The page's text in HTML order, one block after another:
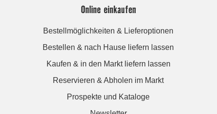
Online einkaufen
Bestellmöglichkeiten & Lieferoptionen
Bestellen & nach Hause liefern lassen
Kaufen & in den Markt liefern lassen
Reservieren & Abholen im Markt
Prospekte und Kataloge